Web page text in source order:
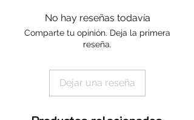
No hay reseñas todavía
Comparte tu opinión. Deja la primera
reseña.
Dejar una reseña